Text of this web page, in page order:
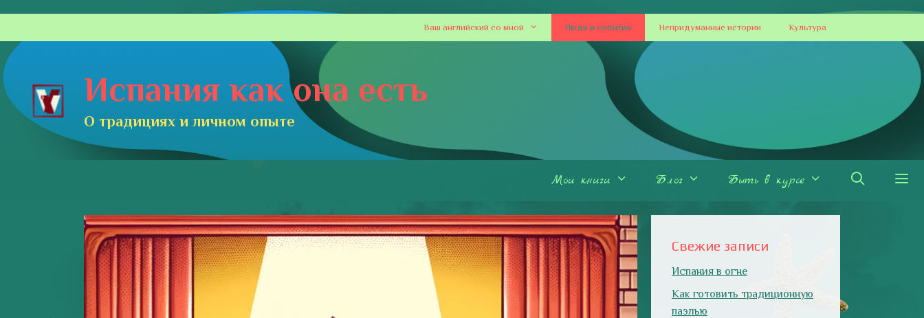
Перейти
содержимому
Ваш английский со мной Люди и события Непридуманные истории Культура
Испания как она есть
О традициях и личном опыте
Мои книги Блог Быть в курсе
Свежие записи
Испания в огне
Как готовить традиционную
паэлью